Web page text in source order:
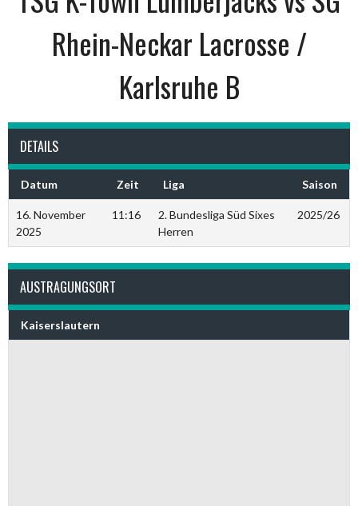
Rhein-Neckar Lacrosse /
Karlsruhe B
DETAILS
Datum Zeit Liga Saison
16. November
2025
11:16
2. Bundesliga Süd Sixes
Herren
2025/26
AUSTRAGUNGSORT
Kaiserslautern